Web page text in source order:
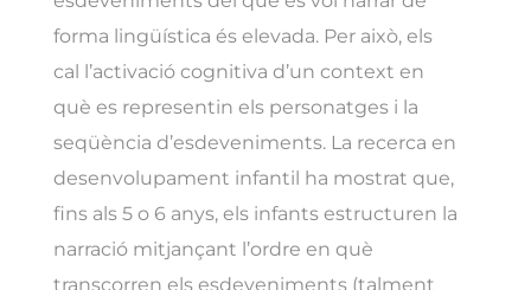
forma lingüística és elevada. Per això, els
cal l’activació cognitiva d’un context en
què es representin els personatges i la
seqüència d’esdeveniments. La recerca en
desenvolupament infantil ha mostrat que,
fins als 5 o 6 anys, els infants estructuren la
narració mitjançant l’ordre en què
transcorren els esdeveniments (talment